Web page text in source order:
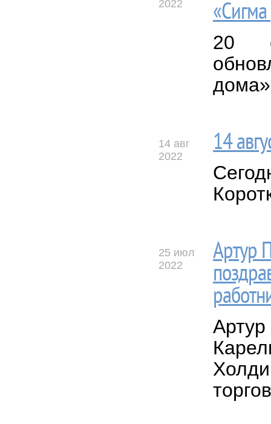
2022
20
14 авг
2022
14
25 июл
2022
Артур